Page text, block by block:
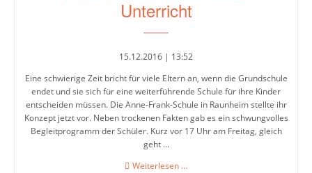
5-
6
Stufenleitung
Jg.
Unterricht
15.12.2016 | 13:52
Eine schwierige Zeit bricht für viele Eltern an, wenn die Grundschule
endet und sie sich für eine weiterführende Schule für ihre Kinder
entscheiden müssen. Die Anne-Frank-Schule in Raunheim stellte ihr
Konzept jetzt vor. Neben trockenen Fakten gab es ein schwungvolles
Begleitprogramm der Schüler. Kurz vor 17 Uhr am Freitag, gleich
geht ...
Weiterlesen …Ganztagskonzept